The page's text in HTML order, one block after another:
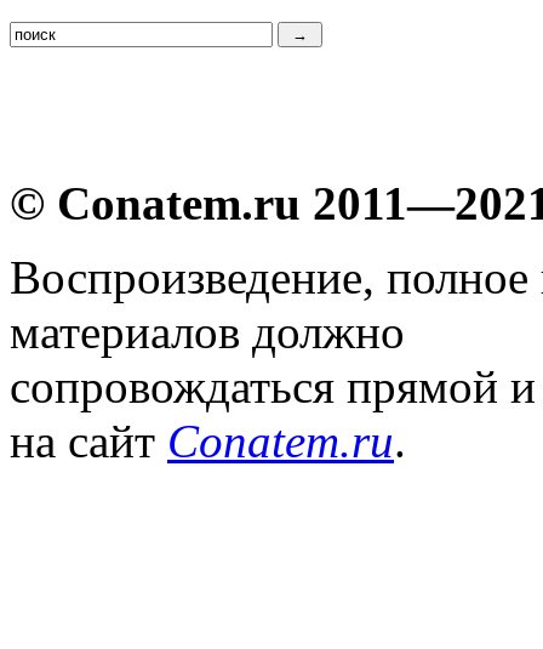
© Conatem.ru
Воспроизведение,
материалов должно
сопровождаться прямой
на сайт Conatem.ru.